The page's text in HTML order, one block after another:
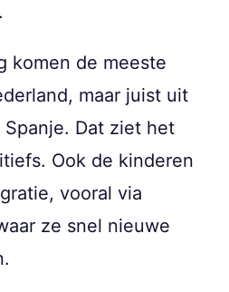
komen de meeste
maar juist uit
Dat ziet het
Ook de kinderen
vooral via
ze snel nieuwe